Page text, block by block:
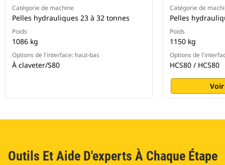
Catégorie de machine
Pelles hydrauliques 23 à 32 tonnes
Poids
1086 kg
Options de l'interface: haut-bas
À claveter/S80
Catégorie de
Pelles
Poids
1150 kg
Options de
HCS80 / HCS80
Outils Et Aide D'experts À Chaque Étape